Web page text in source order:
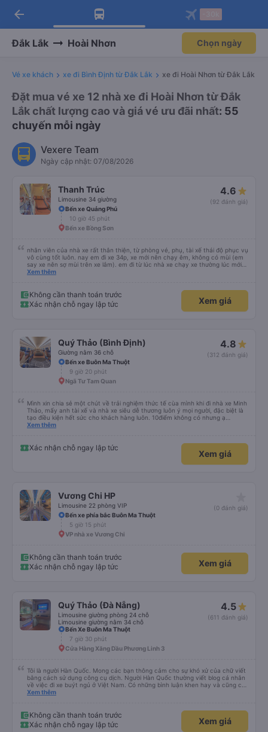
Tải app Vexere ngay!
Nhận ưu đãi thành viên độc
Mở app
Tải app Vexere
-30k/ghế khi đặt vé máy bay qua
Mở app
arrow_back
Đắk Lắk Hoài Nhơn Chọn ngày
Vé xe khách xe đi Bình Định từ Đắk Lắk xe đi Hoài Nhơn từ Đắk Lắk
Đặt mua vé xe 12 nhà xe đi Hoài Nhơn từ Đắk
Lắk chất lượng cao và giá vé ưu đãi nhất: 55
chuyến mỗi ngày
Vexere Team
Ngày cập nhật: 07/08/2026
Thanh Trúc
Limousine 34 giường
4.6
(92 đánh giá)
Bến xe Quảng Phú
10 giờ 45 phút
Bến xe Bồng Sơn
nhân viên của nhà xe rất thân thiện, từ phòng vé, phụ, tài xế thái độ phục vụ
vô cùng tốt luôn. nay em đi xe 34p, xe mới nên chạy êm, không có mùi (em
say xe nên sợ mùi trên xe lắm). em đi từ lúc nhà xe chạy xe thường lúc mới
mở tuyến cơ, nay có xe 34p chắc em đi nhiều hơn
Xem thêm
Không cần thanh toán trước
Xác nhận chỗ ngay lập tức
Xem giá
Quý Thảo (Bình Định)
Giường nằm 36 chỗ
4.8
(312 đánh giá)
Bến xe Buôn Ma Thuột
9 giờ 20 phút
Ngã Tư Tam Quan
Mình xin chia sẻ một chút về trải nghiệm thức tế cùa mình khi đi nhà xe Minh
Thảo, mấy anh tài xế và nhà xe siêu dễ thương luôn ý mọi người, đặc biệt là
tạo điều kiện hết sức cho khách hàng luôn. 10điểm không có nhưng ạ
<333333333333
Xem thêm
Xác nhận chỗ ngay lập tức
Xem giá
Vương Chi HP
Limousine 22 phòng VIP
(0 đánh giá)
Bến xe phía bắc Buôn Ma Thuột
5 giờ 15 phút
VP nhà xe Vương Chi
Không cần thanh toán trước
Xác nhận chỗ ngay lập tức
Xem giá
Quý Thảo (Đà Nẵng)
Limousine giường phòng 24 chỗ
Limousine giường nằm 34 chỗ
4.5
(611 đánh giá)
Bến Xe Buôn Ma Thuột
7 giờ 30 phút
Cửa Hàng Xăng Dầu Phương Linh 3
Tôi là người Hàn Quốc. Mong các bạn thông cảm cho sự khó xử của chữ viết
bằng cách sử dụng công cụ dịch. Người Hàn Quốc thường viết blog cá nhân
về việc đi xe buýt ngủ ở Việt Nam. Có những bình luận khen hay và cũng có
những bình luận khen vất vả nên tôi đã rất lo lắng. Đó là một sự lo lắng vô
를 보시게 되는 한국분들께 정보를 드리자면 저는 다낭에서 꾸이년가는 버스를 탔습
니다. 같은 회사라도 버스마다 퀄리티가 다른지는 모르겠는데, 제가 탄 버스는 쾌적
하고 좋았어요. 자리 넓찍하고 베개 이불 깨끗합니다. 뭐 경적소리야 베트남에서는
Xem thêm
Không cần thanh toán trước
Xác nhận chỗ ngay lập tức
Xem giá